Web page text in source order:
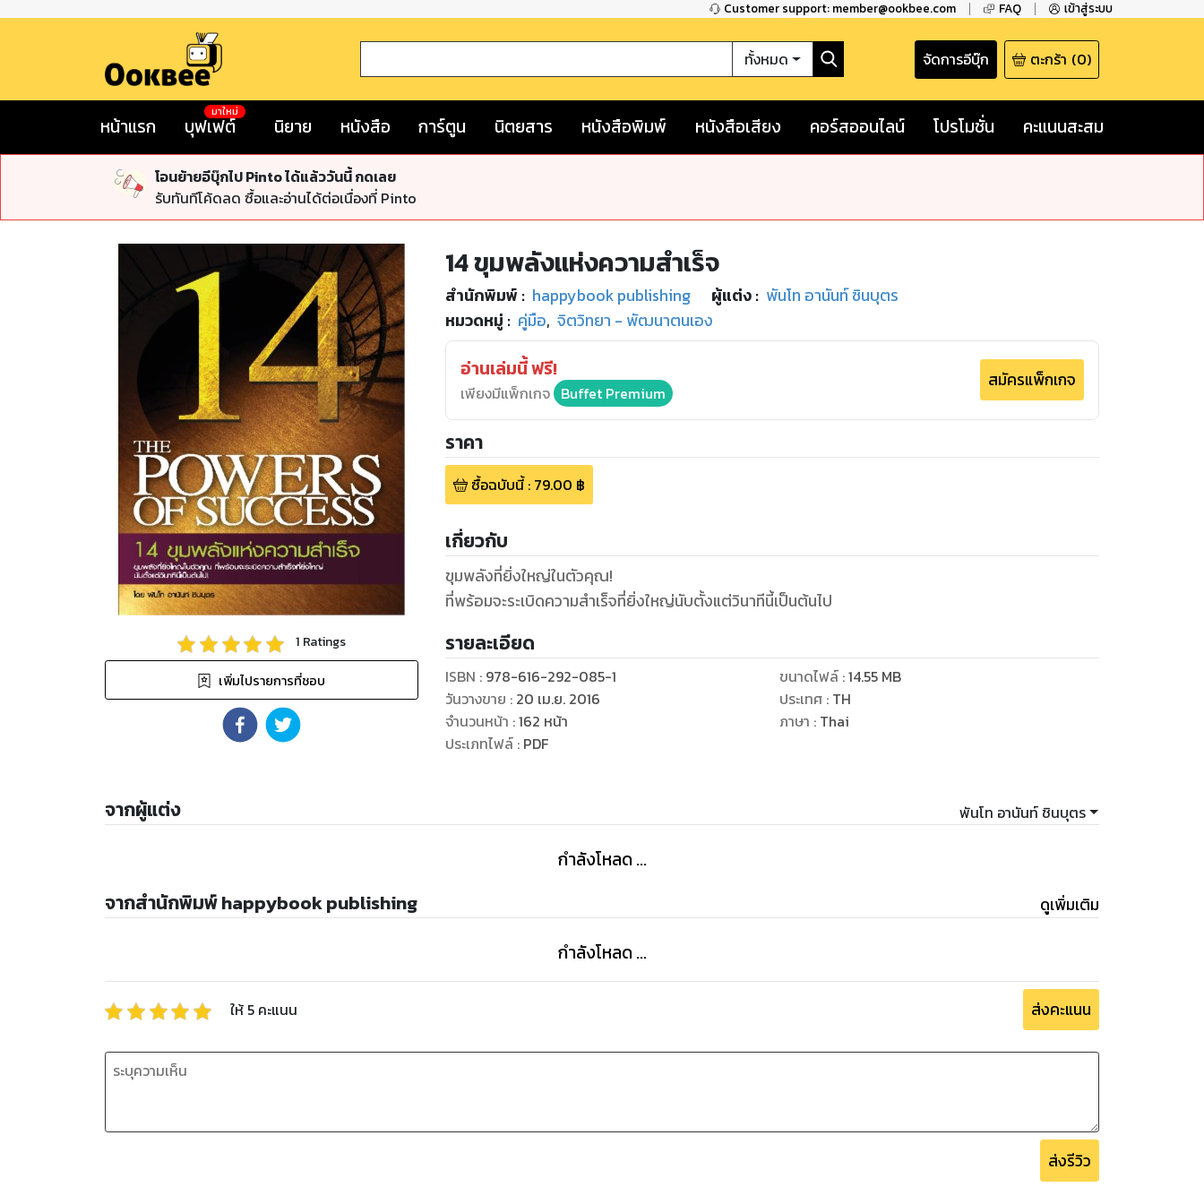
Customer support: member@ookbee.com FAQ เข้าสู่ระบบ
ทั้งหมด จัดการอีบุ๊ก ตะกร้า (0)
หน้าแรก บุฟเฟต์
มาใหม่
นิยาย หนังสือ การ์ตูน นิตยสาร หนังสือพิมพ์ หนังสือเสียง คอร์สออนไลน์ โปรโมชั่น คะแนนสะสม
โอนย้ายอีบุ๊กไป Pinto ได้แล้ววันนี้ กดเลย
รับทันทีโค้ดลด ซื้อและอ่านได้ต่อเนื่องที่ Pinto
1 Ratings
เพิ่มไปรายการที่ชอบ
14 ขุมพลังแห่งความสำเร็จ
สำนักพิมพ์ : happybook publishing ผู้แต่ง : พันโท อานันท์ ชินบุตร
หมวดหมู่ : คู่มือ, จิตวิทยา - พัฒนาตนเอง
อ่านเล่มนี้ ฟรี!
เพียงมีแพ็กเกจ Buffet Premium
สมัครแพ็กเกจ
ราคา
ซื้อฉบับนี้: 79.00 ฿
เกี่ยวกับ
ขุมพลังที่ยิ่งใหญ่ในตัวคุณ!
ที่พร้อมจะระเบิดความสำเร็จที่ยิ่งใหญ่นับตั้งแต่วินาทีนี้เป็นต้นไป
รายละเอียด
ISBN : 978-616-292-085-1
วันวางขาย : 20 เม.ย. 2016
จำนวนหน้า :162 หน้า
ประเภทไฟล์: PDF
ขนาดไฟล์:14.55 MB
ประเทศ : TH
ภาษา : Thai
จากผู้แต่ง พันโท อานันท์ ชินบุตร
กำลังโหลด ...
จากสำนักพิมพ์ happybook publishing ดูเพิ่มเติม
กำลังโหลด ...
ให้ 5 คะแนน ส่งคะแนน
ส่งรีวิว